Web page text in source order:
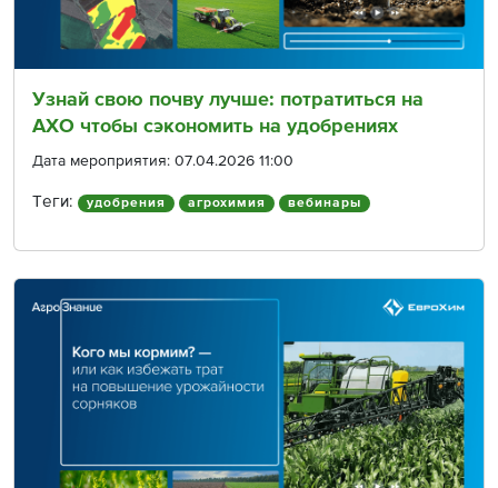
Узнай свою почву лучше: потратиться на
АХО чтобы сэкономить на удобрениях
Дата мероприятия: 07.04.2026 11:00
Теги: удобрения агрохимия вебинары